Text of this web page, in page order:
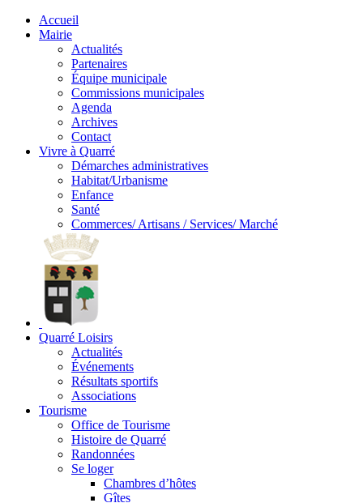
Accueil
Mairie
Actualités
Partenaires
Équipe municipale
Commissions municipales
Agenda
Archives
Contact
Vivre à Quarré
Démarches administratives
Habitat/Urbanisme
Enfance
Santé
Commerces/ Artisans / Services/ Marché
Quarré Loisirs
Actualités
Événements
Résultats sportifs
Associations
Tourisme
Office de Tourisme
Histoire de Quarré
Randonnées
Se loger
Chambres d’hôtes
Gîtes